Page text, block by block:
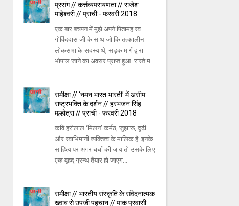
प्रसंग // कर्त्तव्यपरायणता // राजेश
माहेश्वरी // प्राची - फरवरी 2018
एक बार बचपन में मुझे अपने पितामह स्व.
गोविंददास जी के साथ जो कि तत्कालीन
लोकसभा के सदस्य थे, सड़क मार्ग द्वारा
भोपाल जाने का अवसर प्राप्त हुआ. रास्ते म...
समीक्षा // ‘नमन भारत भारती’ में असीम
राष्ट्रभक्ति के दर्शन // हरभजन सिंह
मल्होत्रा // प्राची - फरवरी 2018
कवि हरीलाल ‘मिलन’ कर्मठ, जुझारू, दृढ़ी
और स्वाभिमानी व्यक्तित्व के मालिक है. इनके
साहित्य पर अगर चर्चा की जाय तो उसके लिए
एक वृहद् ग्रन्थ तैयार हो जाएग...
समीक्षा // भारतीय संस्कृति के संवेदनात्मक
ख्वाब से उपजी पहचान // पाक प्रवासी